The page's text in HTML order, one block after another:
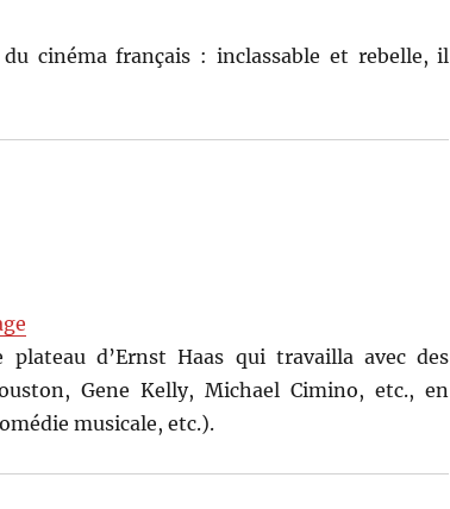
cinéma français : inclassable et rebelle, il
d’Ernst Haas qui travailla avec des
Gene Kelly, Michael Cimino, etc., en
musicale, etc.).